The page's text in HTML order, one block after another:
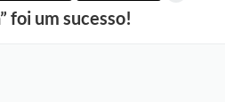
foi um sucesso!